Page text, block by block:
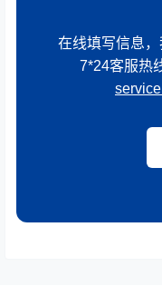
在线填写信息
7*24客服热